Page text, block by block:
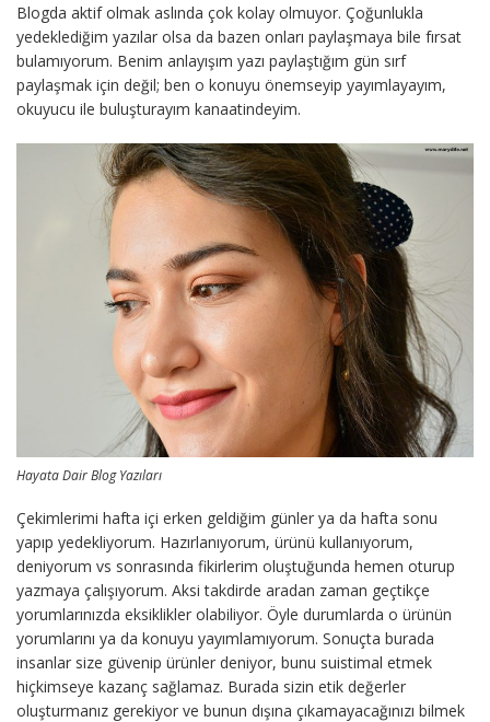
Blogda aktif olmak aslında çok kolay olmuyor. Çoğunlukla
yedeklediğim yazılar olsa da bazen onları paylaşmaya bile fırsat
bulamıyorum. Benim anlayışım yazı paylaştığım gün sırf
paylaşmak için değil; ben o konuyu önemseyip yayımlayayım,
okuyucu ile buluşturayım kanaatindeyim.
Hayata Dair Blog Yazıları
Çekimlerimi hafta içi erken geldiğim günler ya da hafta sonu
yapıp yedekliyorum. Hazırlanıyorum, ürünü kullanıyorum,
deniyorum vs sonrasında fikirlerim oluştuğunda hemen oturup
yazmaya çalışıyorum. Aksi takdirde aradan zaman geçtikçe
yorumlarınızda eksiklikler olabiliyor. Öyle durumlarda o ürünün
yorumlarını ya da konuyu yayımlamıyorum. Sonuçta burada
insanlar size güvenip ürünler deniyor, bunu suistimal etmek
hiçkimseye kazanç sağlamaz. Burada sizin etik değerler
oluşturmanız gerekiyor ve bunun dışına çıkamayacağınızı bilmek